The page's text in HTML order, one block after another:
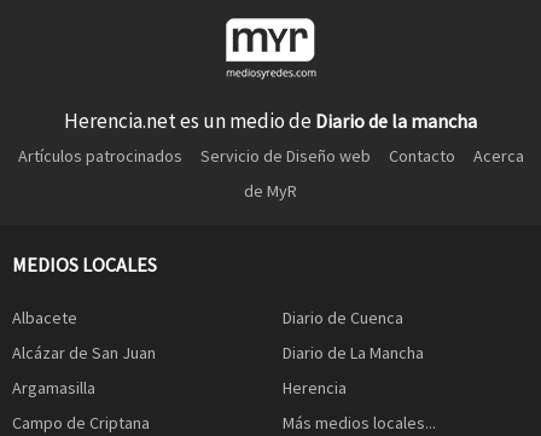
Herencia.net es un medio de Diario de la mancha
Artículos patrocinados Servicio de Diseño web Contacto
Acerca
de MyR
MEDIOS LOCALES
Albacete
Alcázar de San Juan
Argamasilla
Campo de Criptana
Diario de Cuenca
Diario de La Mancha
Herencia
Más medios locales...